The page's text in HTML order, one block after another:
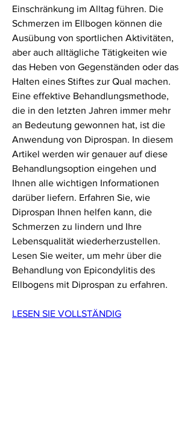
Einschränkung im Alltag führen. Die
Schmerzen im Ellbogen können die
Ausübung von sportlichen Aktivitäten,
aber auch alltägliche Tätigkeiten wie
das Heben von Gegenständen oder das
Halten eines Stiftes zur Qual machen.
Eine effektive Behandlungsmethode,
die in den letzten Jahren immer mehr
an Bedeutung gewonnen hat, ist die
Anwendung von Diprospan. In diesem
Artikel werden wir genauer auf diese
Behandlungsoption eingehen und
Ihnen alle wichtigen Informationen
darüber liefern. Erfahren Sie, wie
Diprospan Ihnen helfen kann, die
Schmerzen zu lindern und Ihre
Lebensqualität wiederherzustellen.
Lesen Sie weiter, um mehr über die
Behandlung von Epicondylitis des
Ellbogens mit Diprospan zu erfahren.
LESEN SIE VOLLSTÄNDIG